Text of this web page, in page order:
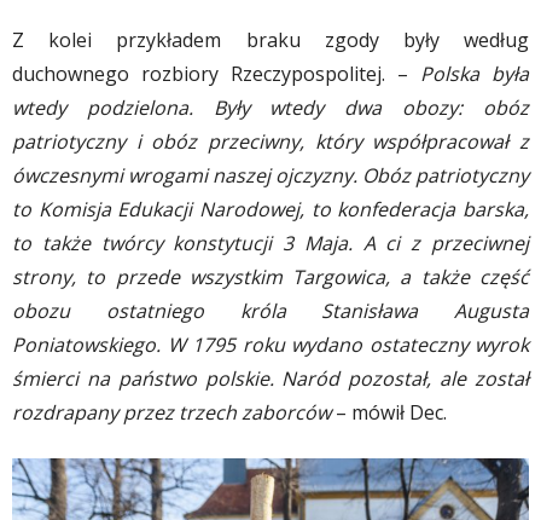
Z kolei przykładem braku zgody były według
duchownego rozbiory Rzeczypospolitej. – Polska była
wtedy podzielona. Były wtedy dwa obozy: obóz
patriotyczny i obóz przeciwny, który współpracował z
ówczesnymi wrogami naszej ojczyzny. Obóz patriotyczny
to Komisja Edukacji Narodowej, to konfederacja barska,
to także twórcy konstytucji 3 Maja. A ci z przeciwnej
strony, to przede wszystkim Targowica, a także część
obozu ostatniego króla Stanisława Augusta
Poniatowskiego. W 1795 roku wydano ostateczny wyrok
śmierci na państwo polskie. Naród pozostał, ale został
rozdrapany przez trzech zaborców– mówił Dec.